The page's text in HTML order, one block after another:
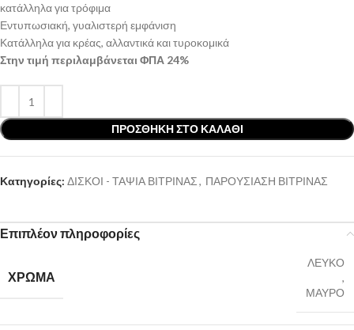
κατάλληλα για τρόφιμα
Εντυπωσιακή, γυαλιστερή εμφάνιση
Κατάλληλα για κρέας, αλλαντικά και τυροκομικά
Στην τιμή περιλαμβάνεται ΦΠΑ 24%
ΠΡΟΣΘΉΚΗ ΣΤΟ ΚΑΛΆΘΙ
Κατηγορίες: ΔΙΣΚΟΙ - ΤΑΨΙΑ ΒΙΤΡΙΝΑΣ, ΠΑΡΟΥΣΙΑΣΗ ΒΙΤΡΙΝΑΣ
Επιπλέον πληροφορίες
ΧΡΩΜΑ
ΛΕΥΚΟ
,
ΜΑΥΡΟ